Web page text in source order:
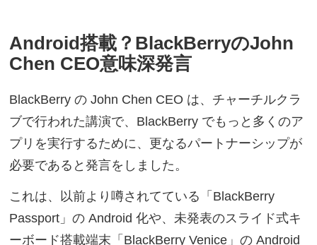
Android搭載？BlackBerryのJohn
Chen CEO意味深発言
BlackBerry の John Chen CEO は、チャーチルクラ
ブで行われた講演で、BlackBerry でもっと多くのア
プリを実行するために、更なるパートナーシップが
必要であると発言をしました。
これは、以前より噂されてている「BlackBerry
Passport」の Android 化や、未発表のスライド式キ
ーボード搭載端末「BlackBerry Venice」の Android